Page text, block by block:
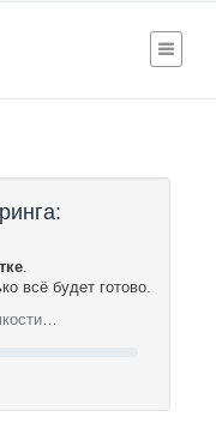
.
всё будет готово.